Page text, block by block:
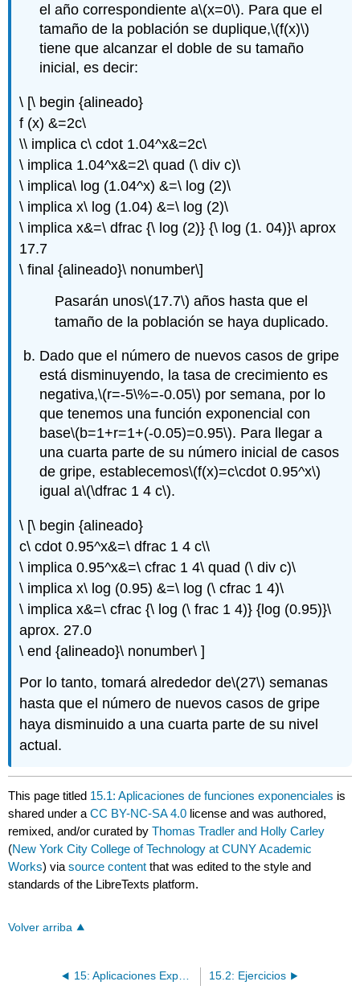
el año correspondiente a\(x=0\). Para que el
tamaño de la población se duplique,\(f(x)\)
tiene que alcanzar el doble de su tamaño
inicial, es decir:
\ [\ begin {alineado}
f (x) &=2c\
\\ implica c\ cdot 1.04^x&=2c\
\ implica 1.04^x&=2\ quad (\ div c)\
\ implica\ log (1.04^x) &=\ log (2)\
\ implica x\ log (1.04) &=\ log (2)\
\ implica x&=\ dfrac {\ log (2)} {\ log (1. 04)}\ aprox
17.7
\ final {alineado}\ nonumber\]
Pasarán unos\(17.7\) años hasta que el
tamaño de la población se haya duplicado.
Dado que el número de nuevos casos de gripe
está disminuyendo, la tasa de crecimiento es
negativa,\(r=-5\%=-0.05\) por semana, por lo
que tenemos una función exponencial con
base\(b=1+r=1+(-0.05)=0.95\). Para llegar a
una cuarta parte de su número inicial de casos
de gripe, establecemos\(f(x)=c\cdot 0.95^x\)
igual a\(\dfrac 1 4 c\).
\ [\ begin {alineado}
c\ cdot 0.95^x&=\ dfrac 1 4 c\\
\ implica 0.95^x&=\ cfrac 1 4\ quad (\ div c)\
\ implica x\ log (0.95) &=\ log (\ cfrac 1 4)\
\ implica x&=\ cfrac {\ log (\ frac 1 4)} {log (0.95)}\
aprox. 27.0
\ end {alineado}\ nonumber\ ]
Por lo tanto, tomará alrededor de\(27\) semanas
hasta que el número de nuevos casos de gripe
haya disminuido a una cuarta parte de su nivel
actual.
This page titled 15.1: Aplicaciones de funciones exponenciales is
shared under aCC BY-NC-SA 4.0 license and was authored,
remixed, and/or curated byThomas Tradler and Holly Carley
(New York City College of Technology at CUNY Academic
Works) viasource content that was edited to the style and
standards of the LibreTexts platform.
Volver arriba
15: Aplicaciones Exponenciales y Logaritmos 15.2: Ejercicios